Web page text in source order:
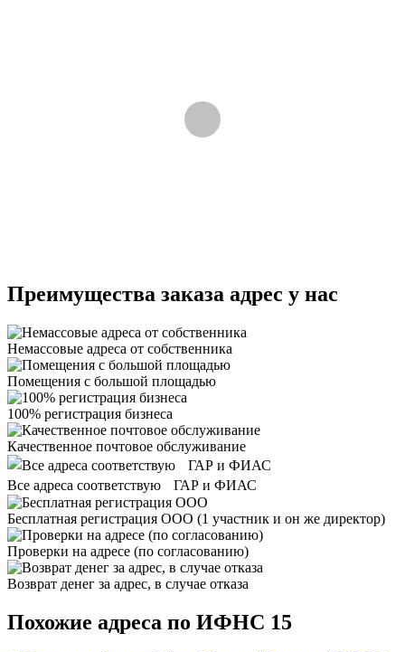
Преимущества заказа адрес у нас
Немассовые адреса от собственника
Помещения с большой площадью
100% регистрация бизнеса
Качественное почтовое обслуживание
Все адреса соответствую ГАР и ФИАС
Бесплатная регистрация ООО (1 участник и он же директор)
Проверки на адресе (по согласованию)
Возврат денег за адрес, в случае отказа
Похожие адреса по ИФНС 15